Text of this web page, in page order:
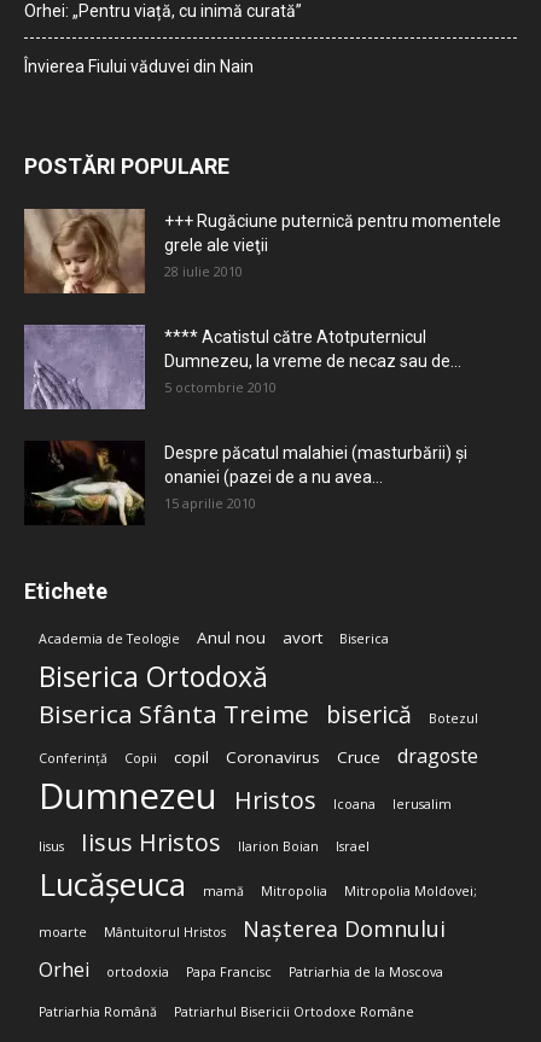
Orhei: „Pentru viață, cu inimă curată”
Învierea Fiului văduvei din Nain
POSTĂRI POPULARE
+++ Rugăciune puternică pentru momentele
grele ale vieţii
28 iulie 2010
**** Acatistul către Atotputernicul
Dumnezeu, la vreme de necaz sau de...
5 octombrie 2010
Despre păcatul malahiei (masturbării) şi
onaniei (pazei de a nu avea...
15 aprilie 2010
Etichete
Academia de Teologie Anul nou avort Biserica
Biserica Ortodoxă
Biserica Sfânta Treime biserică Botezul
Conferință Copii copil Coronavirus Cruce dragoste
Dumnezeu Hristos Icoana Ierusalim
Iisus Iisus Hristos Ilarion Boian Israel
Lucășeuca mamă Mitropolia Mitropolia Moldovei;
moarte Mântuitorul Hristos Nașterea Domnului
Orhei ortodoxia Papa Francisc Patriarhia de la Moscova
Patriarhia Română Patriarhul Bisericii Ortodoxe Române